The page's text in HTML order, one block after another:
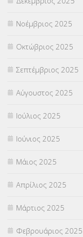
ΣΧΟΛΙΚΟΙ ΣΥΜΒΟΥΛΟΙ
ΥΠΕΡΑΡΙΘΜΟΙ(1)
ΥΠΟΤΡΟΦΙΕΣ(28)
ΦΥΣΙΚΗ ΑΓΩΓΗ(692)
Χωρίς κατηγορία
Νοέμβριος 2025
Οκτώβριος 2025
Σεπτέμβριος 2025
Αύγουστος 2025
Ιούλιος 2025
Ιούνιος 2025
Μάιος 2025
Απρίλιος 2025
Μάρτιος 2025
Φεβρουάριος 2025